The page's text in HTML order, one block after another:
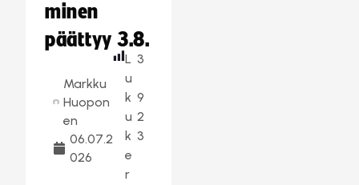
minen
päättyy 3.8.
Markku
Huopon
en
06.07.2
026
L
u
k
u
k
e
r
3
9
2
3